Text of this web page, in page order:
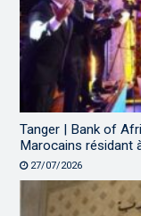
Tanger | Bank of
Marocains résidant
27/07/2026